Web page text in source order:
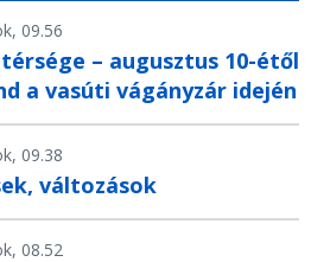
09.56
– augusztus 10-étől
a vasúti vágányzár idején
09.38
változások
08.52